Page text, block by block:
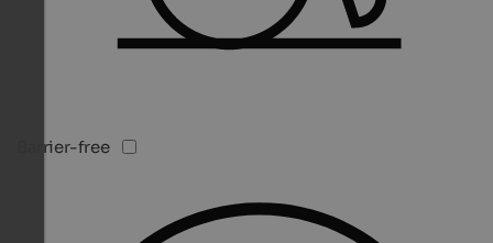
Barrier-free